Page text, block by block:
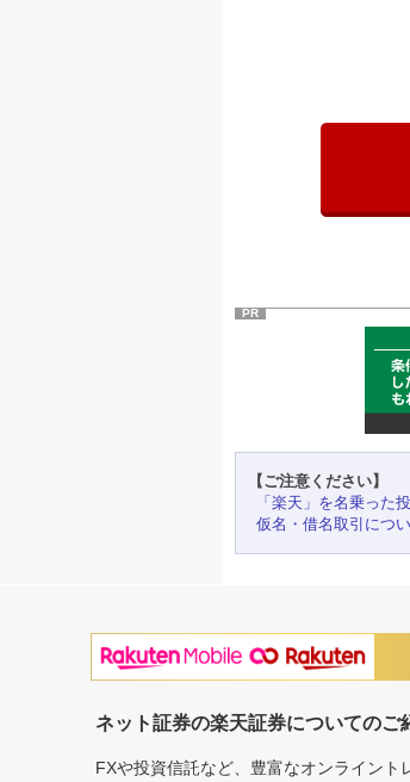
PR
【ご注意ください】
「楽天」を名乗った
仮名・借名取引につ
ネット証券の楽天証券についてのご
FXや投資信託など、豊富なオンライン